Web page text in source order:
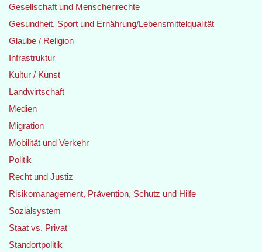
Gesellschaft und Menschenrechte
Gesundheit, Sport und Ernährung/Lebensmittelqualität
Glaube / Religion
Infrastruktur
Kultur / Kunst
Landwirtschaft
Medien
Migration
Mobilität und Verkehr
Politik
Recht und Justiz
Risikomanagement, Prävention, Schutz und Hilfe
Sozialsystem
Staat vs. Privat
Standortpolitik